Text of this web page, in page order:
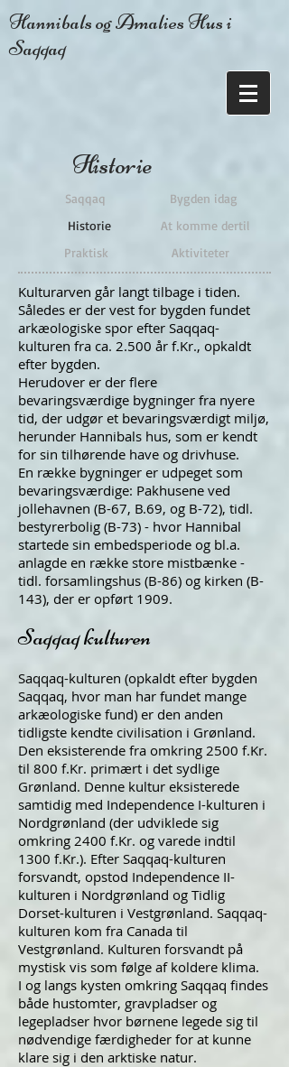
Hannibals og Amalies Hus i
Saqqaq
Historie
Saqqaq
Historie
Praktisk
Bygden idag
At komme dertil
Aktiviteter
Kulturarven går langt tilbage i tiden.
Således er der vest for bygden fundet
arkæologiske spor efter Saqqaq-
kulturen fra ca. 2.500 år f.Kr., opkaldt
efter bygden.
Herudover er der flere
bevaringsværdige bygninger fra nyere
tid, der udgør et bevaringsværdigt miljø,
herunder Hannibals hus, som er kendt
for sin tilhørende have og drivhuse.
En række bygninger er udpeget som
bevaringsværdige: Pakhusene ved
jollehavnen (B-67, B.69, og B-72), tidl.
bestyrerbolig (B-73) - hvor Hannibal
startede sin embedsperiode og bl.a.
anlagde en række store mistbænke -
tidl. forsamlingshus (B-86) og kirken (B-
143), der er opført 1909.
Saqqaq kulturen
Saqqaq-kulturen (opkaldt efter bygden
Saqqaq, hvor man har fundet mange
arkæologiske fund) er den anden
tidligste kendte civilisation i Grønland.
Den eksisterende fra omkring 2500 f.Kr.
til 800 f.Kr. primært i det sydlige
Grønland. Denne kultur eksisterede
samtidig med Independence I-kulturen i
Nordgrønland (der udviklede sig
omkring 2400 f.Kr. og varede indtil
1300 f.Kr.). Efter Saqqaq-kulturen
forsvandt, opstod Independence II-
kulturen i Nordgrønland og Tidlig
Dorset-kulturen i Vestgrønland. Saqqaq-
kulturen kom fra Canada til
Vestgrønland. Kulturen forsvandt på
mystisk vis som følge af koldere klima.
I og langs kysten omkring Saqqaq findes
både hustomter, gravpladser og
legepladser hvor børnene legede sig til
nødvendige færdigheder for at kunne
klare sig i den arktiske natur.